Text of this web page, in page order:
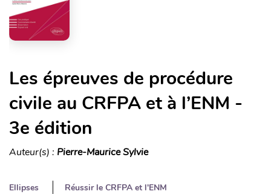
Les épreuves de procédure
civile au CRFPA et à l’ENM -
3e édition
Auteur(s) : Pierre-Maurice Sylvie
Ellipses
Réussir le CRFPA et l'ENM